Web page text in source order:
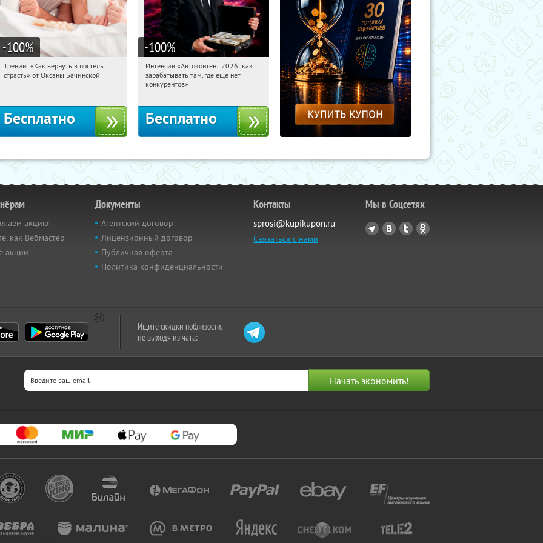
-100%
19:26:53 Получили:
Тренинг «Как вернуть в постель
страсть» от Оксаны Бачинской
Бесплатно
-100%
19:26:53 Получили:
Россия
Интенсив «Автоконтент 2026: как
зарабатывать там, где еще нет
конкурентов»
Бесплатно
акцию!
как Вебмастер
акции
Документы
Агентский договор
Лицензионный договор
Публичная оферта
Политика конфиденциальности
Контакты
sprosi@kupikupon.ru
Связаться с нами
Мы в Соцсетях
Ищите скидки поблизости,
не выходя из чата: